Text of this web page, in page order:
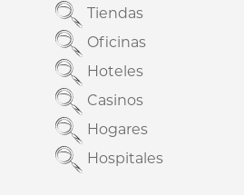
Tiendas
Oficinas
Hoteles
Casinos
Hogares
Hospitales